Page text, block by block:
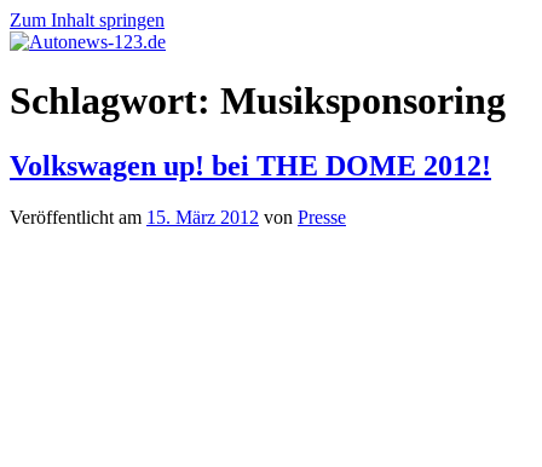
Zum Inhalt springen
Autonews-
123.de
Autonews
mit
Schlagwort: Musiksponsoring
Volkswagen up! bei THE DOME 2012!
Veröffentlicht am 15. März 2012 von Presse